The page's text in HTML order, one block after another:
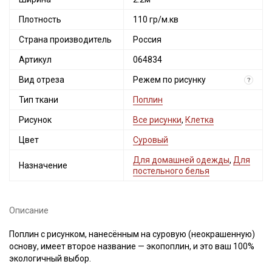
Плотность 110 гр/м.кв
Страна производитель Россия
Артикул 064834
Вид отреза Режем по рисунку ?
Тип ткани Поплин
Рисунок Все рисунки, Клетка
Цвет Суровый
Назначение
Для домашней одежды, Для
постельного белья
Описание
Поплин с рисунком, нанесённым на суровую (неокрашенную)
основу, имеет второе название — экопоплин, и это ваш 100%
экологичный выбор.
Секретная рассылка от Купава